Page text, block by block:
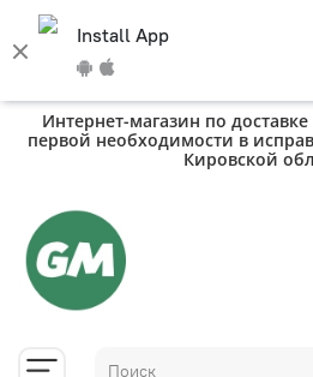
Install App
Интернет-магазин по
первой необходимости в
Кировской